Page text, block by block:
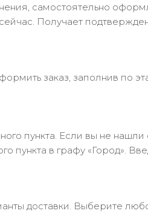
самостоятельно
Получает
заказ, заполнив по
пункта. Если вы не
пункта в графу «Город».
доставки. Выберите